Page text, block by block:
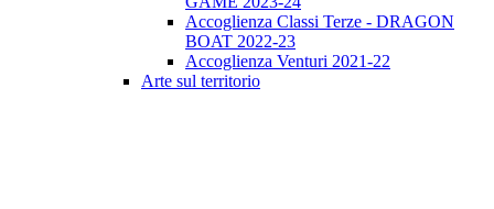
Accoglienza Classi Terze - DRAGON
BOAT 2022-23
Accoglienza Venturi 2021-22
Arte sul territorio